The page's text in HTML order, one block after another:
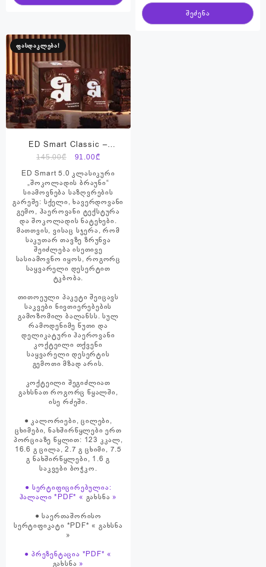
შეძენა
ფასდაკლება!
ED Smart Classic –
შოკოლადის ბრაუნი
145.00₾
Original
price
was:
145.00₾.
91.00₾Current
price
is:
91.00₾.
ED Smart 5.0 კლასიკური
„შოკოლადის ბრაუნი“
სიამოვნება საზღვრების
გარეშე: სქელი, ხავერდოვანი
გემო, ჰაეროვანი ტექსტურა
და შოკოლადის ნატეხები.
მათთვის, ვისაც სჯერა, რომ
საკუთარ თავზე ზრუნვა
შეიძლება ისეთივე
სასიამოვნო იყოს, როგორც
საყვარელი დესერტით
ტკბობა.
თითოეული პაკეტი შეიცავს
საკვები ნივთიერებების
გამოზომილ ბალანსს. სულ
რამოდენიმე წუთი და
დელიკატური ჰაეროვანი
კოქტეილი თქვენი
საყვარელი დესერტის
გემოთი მზად არის.
კოქტეილი შეგიძლიათ
გახსნათ როგორც წყალში,
ისე რძეში.
● ​კალორიები, ცილები,
ცხიმები, ნახშირწყლები ერთ
პორციაზე წყლით: 123 კკალ,
16.6 გ ცილა, 2.7 გ ცხიმი, 7.5
გ ნახშირწყლები, 1.6 გ
საკვები ბოჭკო.
● სერტიფიცირებულია:
ჰალალი *PDF* « გახსნა »
● საერთაშორისო
სერტიფიკატი *PDF* « გახსნა
»
● პრეზენტაცია *PDF* «
გახსნა »